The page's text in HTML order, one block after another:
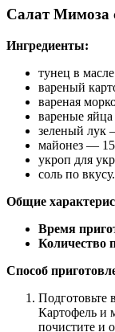
Салат Мимоза
Ингредиенты:
тунец в
вареный
вареная
вареные
зеленый лук
майонез —
укроп для
соль по вкусу.
Общие
Время
Количество
Способ
Подготовьте
Картофель и
почистите и